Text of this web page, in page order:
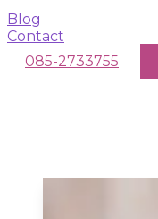
Blog
Contact
085-2733755